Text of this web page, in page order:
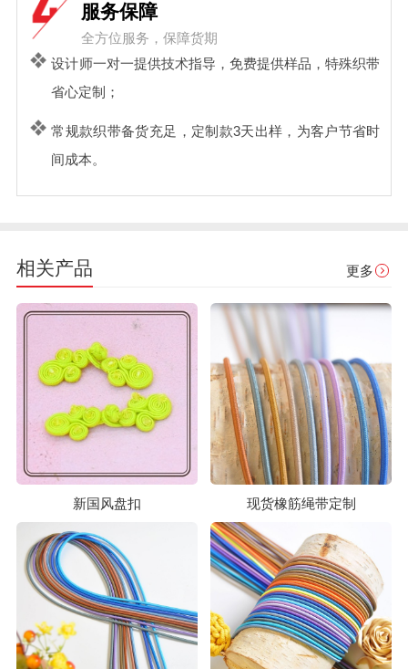
服务保障
全方位服务，保障货期
设计师一对一提供技术指导，免费提供样品，特殊织带
省心定制；
常规款织带备货充足，定制款3天出样，为客户节省时
间成本。
相关产品 更多
新国风盘扣 现货橡筋绳带定制